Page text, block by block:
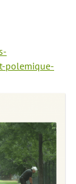
polemique-